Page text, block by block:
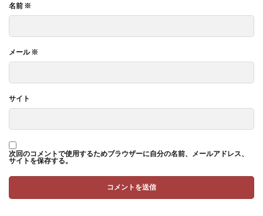
名前 ※
メール※
サイト
次回のコメントで使用するためブラウザーに自分の名前、メールアドレス、
サイトを保存する。